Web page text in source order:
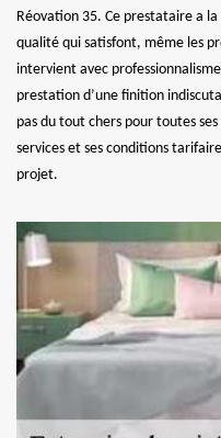
Réovation 35. Ce prestataire a
qualité qui satisfont, même les
intervient avec
prestation d’une finition
pas du tout chers pour toutes
services et ses conditions
projet.